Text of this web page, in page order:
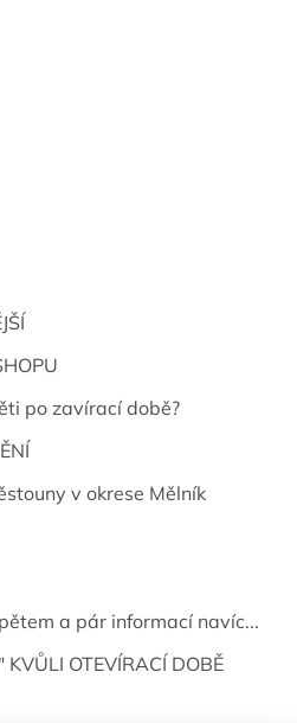
po zavírací době?
v okrese Mělník
a pár informací navíc...
KVŮLI OTEVÍRACÍ DOBĚ